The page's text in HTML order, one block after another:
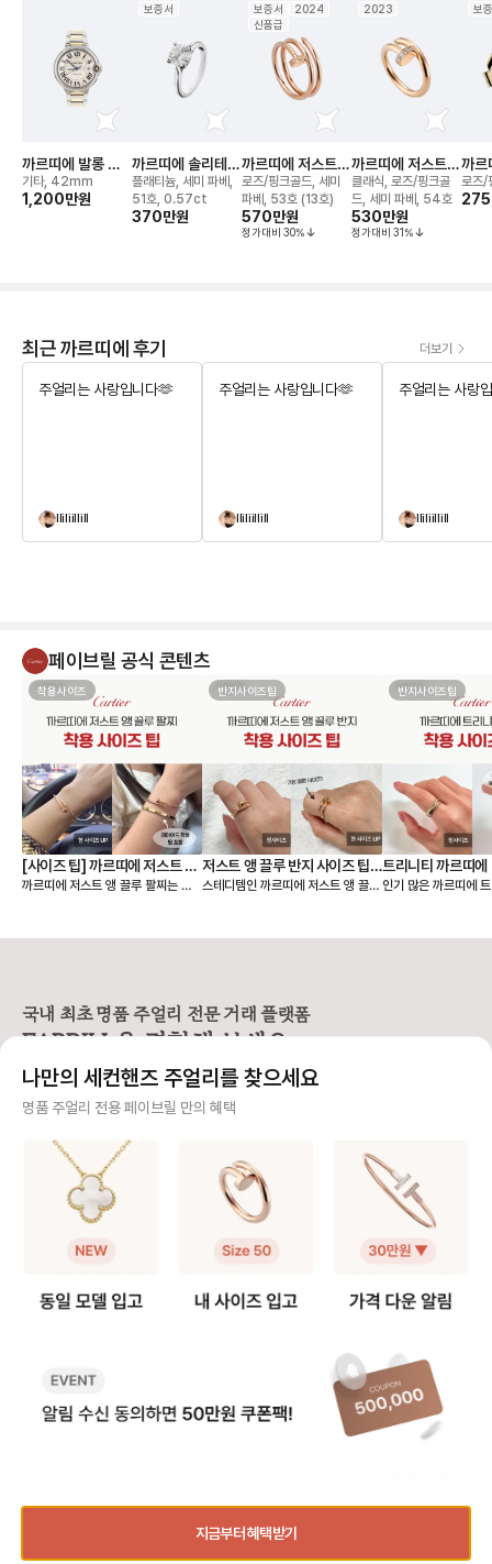
까르띠에 발롱 블
루 드(42mm) 워
치
기타, 42mm
1,200만원
보증서
까르띠에 솔리테어
1895 링
플래티늄, 세미 파베,
51호, 0.57ct
370만원
보증서
2024
신품급
까르띠에 저스트
앵 끌루 더블 링
로즈/핑크골드, 세미
파베, 53호 (13호)
570만원
정가대비 30%
2023
까르띠에 저스트
앵 끌루 링
클래식, 로즈/핑크골
드, 세미 파베, 54호
530만원
정가대비 31%
보
까르
로즈/
최근 까르띠에 후기 더보기
주얼리는 사랑입니다🫶
lliliillill
주얼리는 사랑입니다🫶
lliliillill
주얼리는 사랑
lliliillill
페이브릴 공식 콘텐츠
착용사이즈
[사이즈 팁] 까르띠에 저스트 앵
끌루 팔찌, 여리여리 핏은 이렇
까르띠에 저스트 앵 끌루 팔찌는 얇
손목에 밀착되는 디자인이라, 사이즈
씬 쉬워져요. • 어떤 모델을 살 것인
지 (스몰 or 클래식) • 레이어드까지
❶ 스몰(sm) 모델 얇고 손목을 가볍
게 감싸서 여리여리한 느낌을 주는
디자인으로 너무 헐거우면 특유의 라
는 정도가 좋습니다. ✔️ 내 손목 둘레
에서 한 사이즈 크게 선택을 추천해
요. 👉 예: 손목 둘레 14cm → 15
몰보다 두께감이 확실히 느껴지는 타
존재감 있는 팔찌를 찾는 분들이 선
꺼워 한 사이즈만 업하면 손목이 답
답해 보이거나, 시각적으로 꽉 끼어
6호 추천 [레이어드 착용 여부에 따
할 예정이라면 두 팔찌가 손목에서
착용이라면 다른 팔찌와 조합을 고려
하지 않는다면, - 모델사이즈(스몰/
반지사이즈팁
저스트 앵 끌루 반지 사이즈 팁,
착샷
스테디템인 까르띠에 저스트 앵 끌루
은 못을 굽혀 만든 형태가 특징이라
스테디셀러로 꾸준히 사랑받고 있어
요. [사이즈 선택 가이드] ❶ 한 사이
정사이즈로 착용하면 헤드 부분이 손
타이트하게 맞추면 못 머리 부분이
수에서 한 사이즈 업을 가장 많이 선
택합니다. 예: 평소 51호 착용 → 저
스트 앵 끌루 52호 추천 ❷ 손가락
컨디션 고려 🧐 손가락 굵기는 계절,
체온, 붓기에 따라 달라질 수 있어
지고, 오후에는 여유가 생기는 편이
면 전체적인 착용감이 더 편안해요.
❸ 사이즈 조정 범위는 ±1호 💍 저
즈 내외에서 조정하는 경우가 많아
요. 추후 리사이징을 고려한다면 구
매 전 조정 가능 범위를 확인하는 것
이 안전합니다. 💡 페이브릴 Tip) 못
머리 눌림 없이 편하고 예쁜 실루엣
반지사이즈팁
트리니티 까르띠에
팁, 착샷
인기 많은 까르띠에
우골드, 화이트골드,
맞물려 돌아가는 디
적으로 평소 사이즈와
즈를 가장 먼저 추천해요. 다만
락에 살이 있는 편이
하게 튀어나와 보일
예: 평소 49호 착용 👉 트리니
는 편이다 → 트리니
천 ❷ 손가락 컨디션 고려 손가락 굵
에 따라 사이즈를 결
여름보다는 겨울에
있어요 - 오전보다는
느껴질 수 있어요 ❸ 사이즈 조정 ±
1 사이즈 가능 트리니
유로 맞춘다면 일상
국내 최초 명품 주얼리 전문 거래 플랫폼
FABRILL을 경험해 보세요.
사기 걱정 없는 안전 결제
니면 반환해 드려요.
주얼리 전문 이중 검수
주얼리 검수에 특화된 페이브릴 검수팀과 전문 감정사가 컨디션 및 정품 여부를 철저하고 꼼꼼하
게 확인해요.
주얼리 전문 지식을 토대로 사이즈, 가격대 등 주얼리를 거래하며 궁금할 수 있는 내용에 대한 밀
빠르고 확실한 물품 이동 과정
최적화된 검수 시스템으로 빠르고 효율적으로 물품이 이동될 뿐만 아니라, 이동 과정마다 알림톡
및 이미지로 확실하게 안내해 드려요.
나만의 세컨핸즈 주얼리를 찾으세요
명품 주얼리 전용 페이브릴 만의 혜택
지금부터 혜택받기